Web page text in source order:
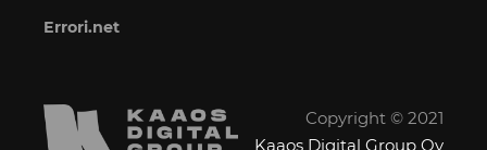
Errori.net
Copyright © 2021
Kaaos Digital Group Oy